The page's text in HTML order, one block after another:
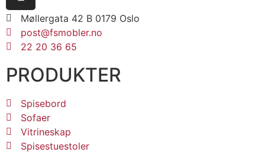
PRODUKTER
Spisebord
Sofaer
Vitrineskap
Spisestuestoler
Møllergata 42 B 0179 Oslo
post@fsmobler.no
22 20 36 65